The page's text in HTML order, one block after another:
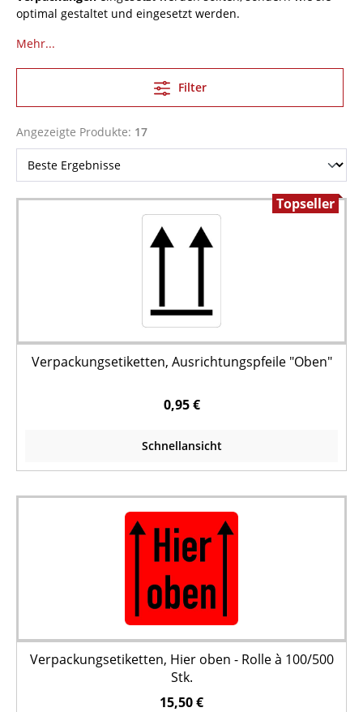
optimal gestaltet und eingesetzt werden.
Mehr...
Filter
Angezeigte Produkte: 17
Topseller
Verpackungsetiketten, Ausrichtungspfeile "Oben"
0,95 €
Schnellansicht
Verpackungsetiketten, Hier oben - Rolle à 100/500
Stk.
15,50 €